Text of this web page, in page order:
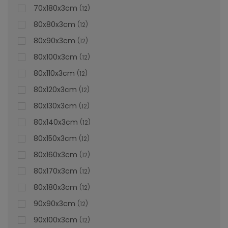
Cădiță De Duș Dalia, Crem, Cu Sifon Inclus
Vă prezentăm cădița de duș Dalia crem, care este
70x180x3cm 12
80x80x3cm 12
80x90x3cm 12
80x100x3cm 12
80x110x3cm 12
80x120x3cm 12
80x130x3cm 12
80x140x3cm 12
80x150x3cm 12
80x160x3cm 12
80x170x3cm 12
80x180x3cm 12
90x90x3cm 12
90x100x3cm 12